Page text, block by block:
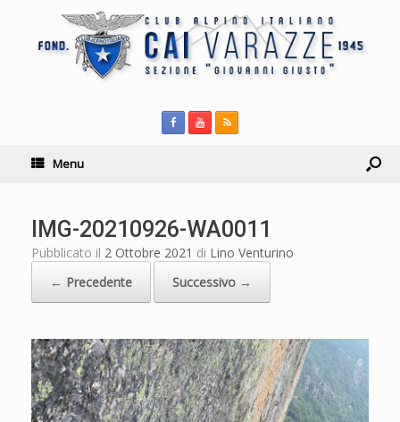
Menu
IMG-20210926-WA0011
Pubblicato il 2 Ottobre 2021 di Lino Venturino
← Precedente
Successivo →